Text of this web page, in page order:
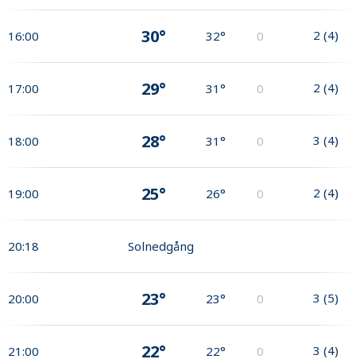
16:00 30° 32° 0 2 (4)
17:00 29° 31° 0 2 (4)
18:00 28° 31° 0 3 (4)
19:00 25° 26° 0 2 (4)
20:18 Solnedgång
20:00 23° 23° 0 3 (5)
21:00 22° 22° 0 3 (4)